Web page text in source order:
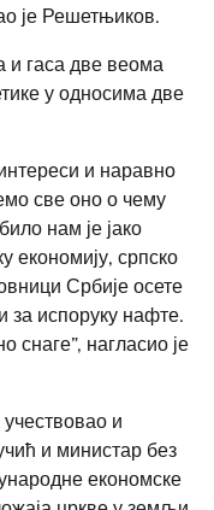
је Решетњиков.
гаса две веома
у односима две
и наравно
све оно о чему
нам је јако
економију, српско
Србије осете
за испоруку нафте.
снаге”, нагласио је
и
и министар без
економске